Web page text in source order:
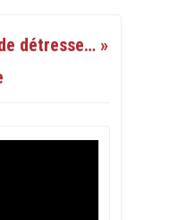
détresse… »